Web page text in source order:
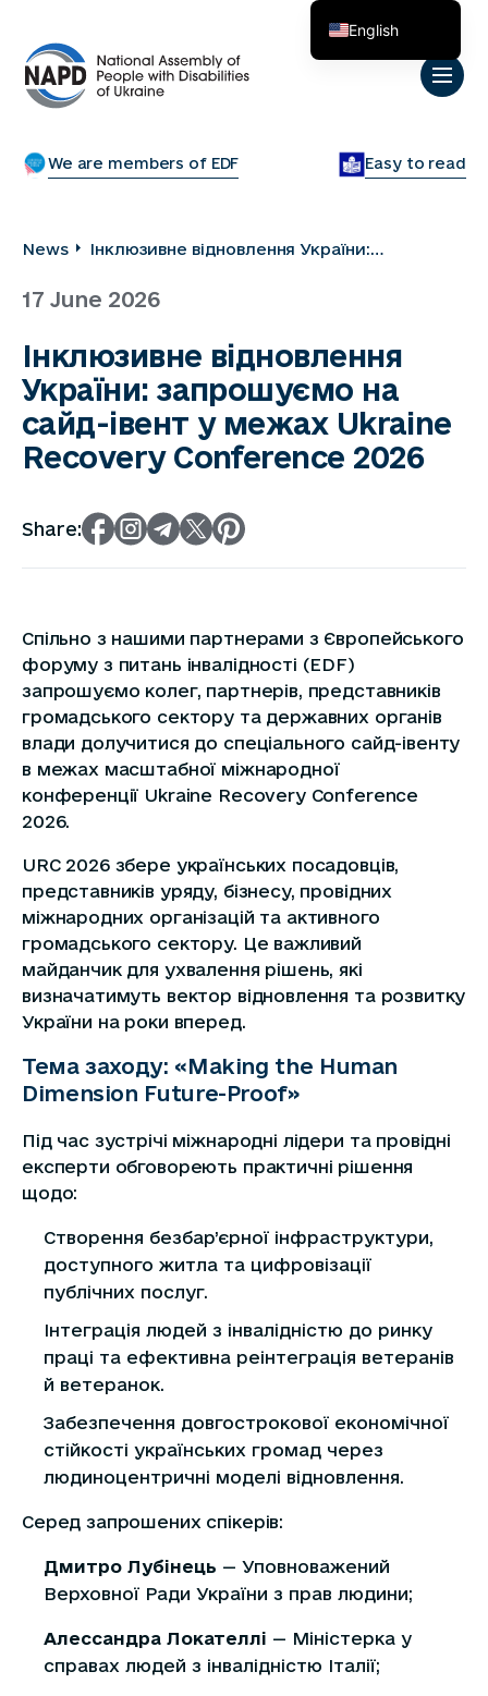
We are members of EDF Easy to read
News
Інклюзивне відновлення України:
Ukraine Recovery Conference 2026
17 June 2026
Інклюзивне відновлення
України: запрошуємо на
сайд-івент у межах Ukraine
Recovery Conference 2026
Share:
Спільно з нашими партнерами з Європейського
форуму з питань інвалідності (EDF)
запрошуємо колег, партнерів, представників
громадського сектору та державних органів
влади долучитися до спеціального сайд-івенту
в межах масштабної міжнародної
конференції Ukraine Recovery Conference
2026.
URC 2026 збере українських посадовців,
представників уряду, бізнесу, провідних
міжнародних організацій та активного
громадського сектору. Це важливий
майданчик для ухвалення рішень, які
визначатимуть вектор відновлення та розвитку
України на роки вперед.
Тема заходу: «Making the Human
Dimension Future-Proof»
Під час зустрічі міжнародні лідери та провідні
експерти обговореють практичні рішення
щодо:
Створення безбар’єрної інфраструктури,
доступного житла та цифровізації
публічних послуг.
Інтеграція людей з інвалідністю до ринку
праці та ефективна реінтеграція ветеранів
й ветеранок.
Забезпечення довгострокової економічної
стійкості українських громад через
людиноцентричні моделі відновлення.
Серед запрошених спікерів:
Дмитро Лубінець — Уповноважений
Верховної Ради України з прав людини;
Алессандра Локателлі — Міністерка у
справах людей з інвалідністю Італії;
English
Українська